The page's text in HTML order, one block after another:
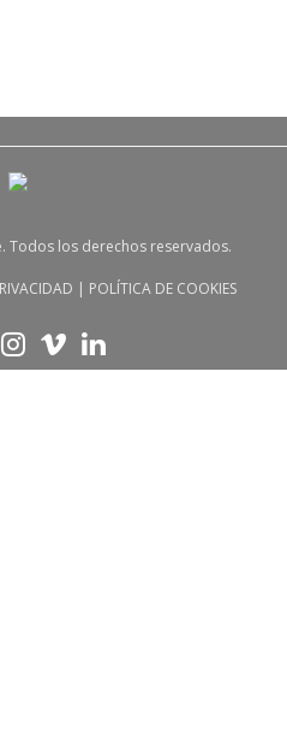
Todos los derechos reservados.
| POLÍTICA DE COOKIES